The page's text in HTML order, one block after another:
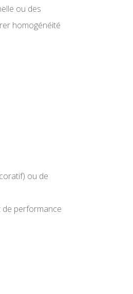
ou des
homogénéité
ou de
de performance